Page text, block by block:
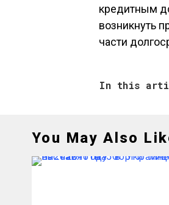
кредитным
возникнуть
части
In this
You May Also